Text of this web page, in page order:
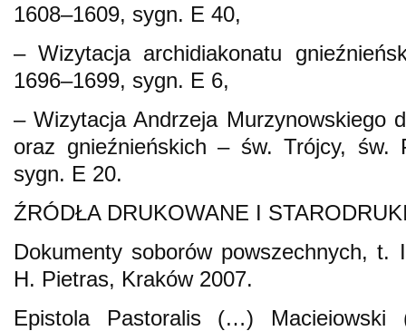
1608–1609, sygn. E 40,
– Wizytacja archidiakonatu
1696–1699, sygn. E 6,
– Wizytacja Andrzeja Murzynowskiego
oraz gnieźnieńskich – św. Trójcy, św.
sygn. E 20.
ŹRÓDŁA DRUKOWANE I
Dokumenty soborów powszechnych, t.
H. Pietras, Kraków 2007.
Epistola Pastoralis (…)